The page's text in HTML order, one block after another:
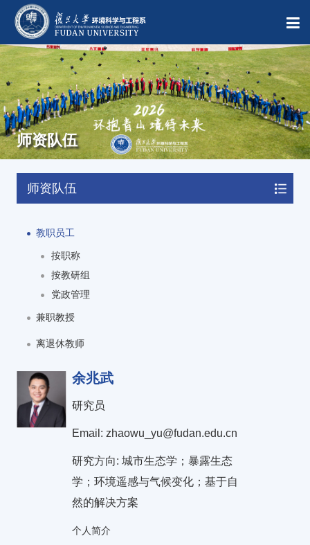
师资队伍
师资队伍
教职员工
按职称
按教研组
党政管理
兼职教授
离退休教师
余兆武
研究员
Email: zhaowu_yu@fudan.edu.cn
研究方向: 城市生态学；暴露生态
学；环境遥感与气候变化；基于自
然的解决方案
个人简介